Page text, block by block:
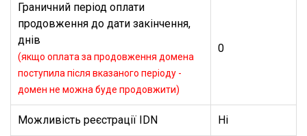
Граничний період оплати
продовження до дати закінчення,
днів
(якщо оплата за продовження домена
поступила після вказаного періоду -
домен не можна буде продовжити)
0
Можливість реєстрації IDN Ні